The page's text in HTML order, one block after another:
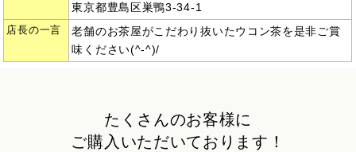
東京都豊島区巣鴨3-34-1
店長の一言
老舗のお茶屋がこだわり抜いたウコン茶を是非ご賞
味ください(^-^)/
たくさんのお客様に
ご購入いただいております！